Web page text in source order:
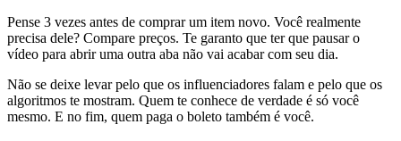
Pense 3 vezes antes de comprar um item novo. Você realmente
precisa dele? Compare preços. Te garanto que ter que pausar o
vídeo para abrir uma outra aba não vai acabar com seu dia.
Não se deixe levar pelo que os influenciadores falam e pelo que os
algoritmos te mostram. Quem te conhece de verdade é só você
mesmo. E no fim, quem paga o boleto também é você.